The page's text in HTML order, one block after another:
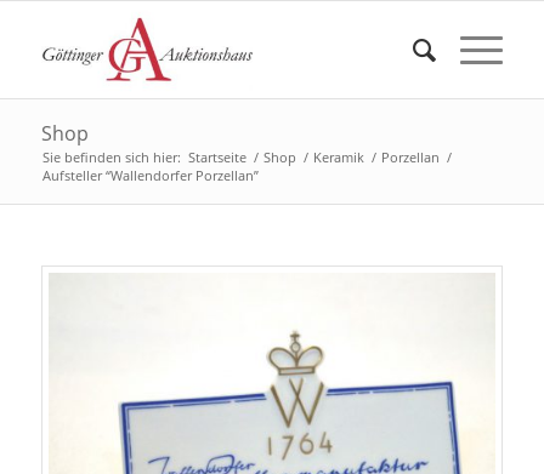
Shop
Sie befinden sich hier: Startseite / Shop / Keramik / Porzellan /
Aufsteller “Wallendorfer Porzellan”